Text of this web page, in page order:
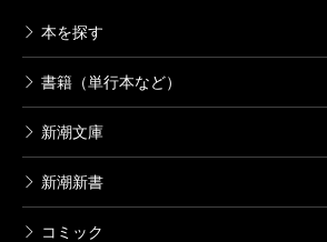
本を探す
書籍（単行本など）
新潮文庫
新潮新書
コミック